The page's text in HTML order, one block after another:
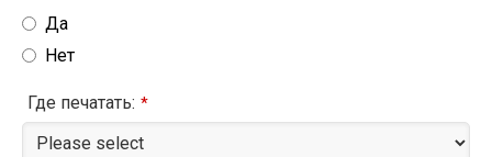
Да
Нет
Где печатать: *